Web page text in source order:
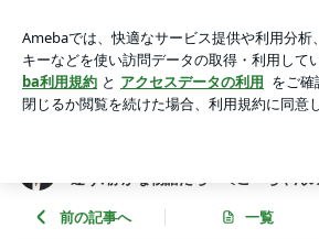
しと気づきに出逢う､静かな物語たち～
れ日記〕
アプリをダウンロードして ブログの更新通知
ょう。
逢う､静かな物語たち～〔こ～ちゃん
前の記事へ 一覧